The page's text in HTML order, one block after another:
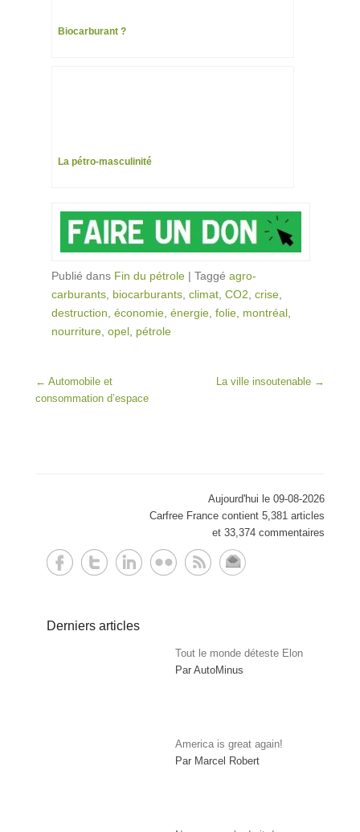
Biocarburant ?
La pétro-masculinité
Publié dans Fin du pétrole | Taggé agro-
carburants biocarburants climat CO2 crise
destruction économie énergie folie montréal
nourriture opel pétrole
Post navigation
← Automobile et
consommation d’espace
La ville insoutenable →
Aujourd'hui le 09-08-2026
Carfree France contient 5,381 articles
et 33,374 commentaires
Derniers articles
Tout le monde déteste Elon
Par AutoMinus
America is great again!
Par Marcel Robert